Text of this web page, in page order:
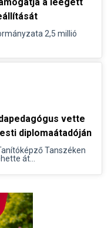
2,5 millió
vette
diplomaátadóján
Tanszéken
át...